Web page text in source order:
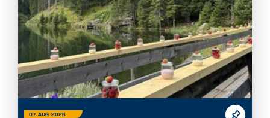
07. AUG. 2026
MEHRERE TERMINE